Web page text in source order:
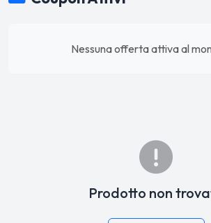
Nessuna offerta attiva al
Prodotto non